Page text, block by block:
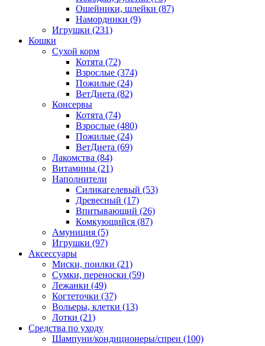
Ошейники, шлейки (87)
Намордники (9)
Игрушки (231)
Кошки
Сухой корм
Котята (72)
Взрослые (374)
Пожилые (24)
ВетДиета (82)
Консервы
Котята (74)
Взрослые (480)
Пожилые (24)
ВетДиета (69)
Лакомства (84)
Витамины (21)
Наполнители
Силикагелевый (53)
Древесный (17)
Впитывающий (26)
Комкующийся (87)
Амуниция (5)
Игрушки (97)
Аксессуары
Миски, поилки (21)
Сумки, переноски (59)
Лежанки (49)
Когтеточки (37)
Вольеры, клетки (13)
Лотки (21)
Средства по уходу
Шампуни/кондиционеры/спреи (100)